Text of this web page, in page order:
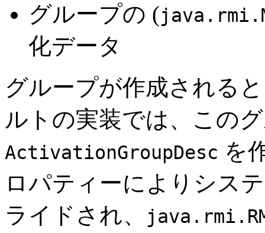
グループの (
化データ
グループが作成される
ルトの実装では、この
ActivationGroupDesc を
ロパティーによりシス
ライドされ、